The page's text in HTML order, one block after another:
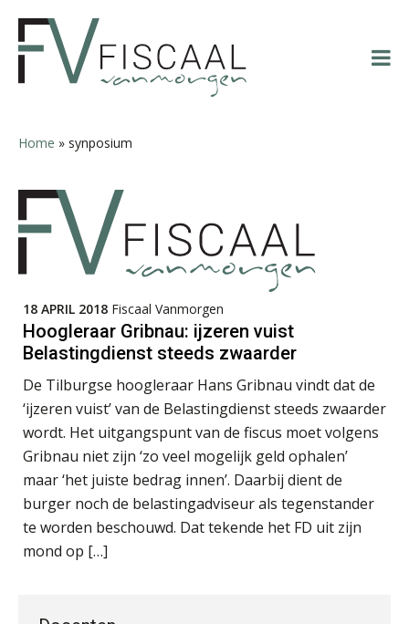
hoofdnavigatie
hoofd
eerste
voettekst
Home » synposium
18 APRIL 2018 Fiscaal Vanmorgen
Hoogleraar Gribnau: ijzeren vuist
Belastingdienst steeds zwaarder
De Tilburgse hoogleraar Hans Gribnau vindt dat de
‘ijzeren vuist’ van de Belastingdienst steeds zwaarder
wordt. Het uitgangspunt van de fiscus moet volgens
Gribnau niet zijn ‘zo veel mogelijk geld ophalen’
maar ‘het juiste bedrag innen’. Daarbij dient de
burger noch de belastingadviseur als tegenstander
te worden beschouwd. Dat tekende het FD uit zijn
mond op […]
Chanien Engelbertink
Derwish Rosalia
Bob de Koning